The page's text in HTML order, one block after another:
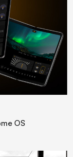
OS